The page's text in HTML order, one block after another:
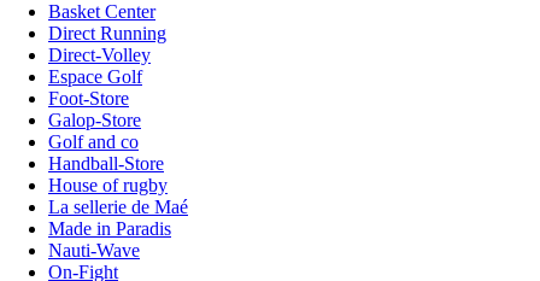
Basket Center
Direct Running
Direct-Volley
Espace Golf
Foot-Store
Galop-Store
Golf and co
Handball-Store
House of rugby
La sellerie de Maé
Made in Paradis
Nauti-Wave
On-Fight